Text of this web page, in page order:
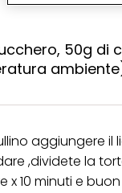
50g
aggiungere
,dividete la
10 minuti e
Puoi trovare
collegata nel piè di
qualsiasi
periodo di
Se fai clic su
per uno o più degli
tuoi dati personali